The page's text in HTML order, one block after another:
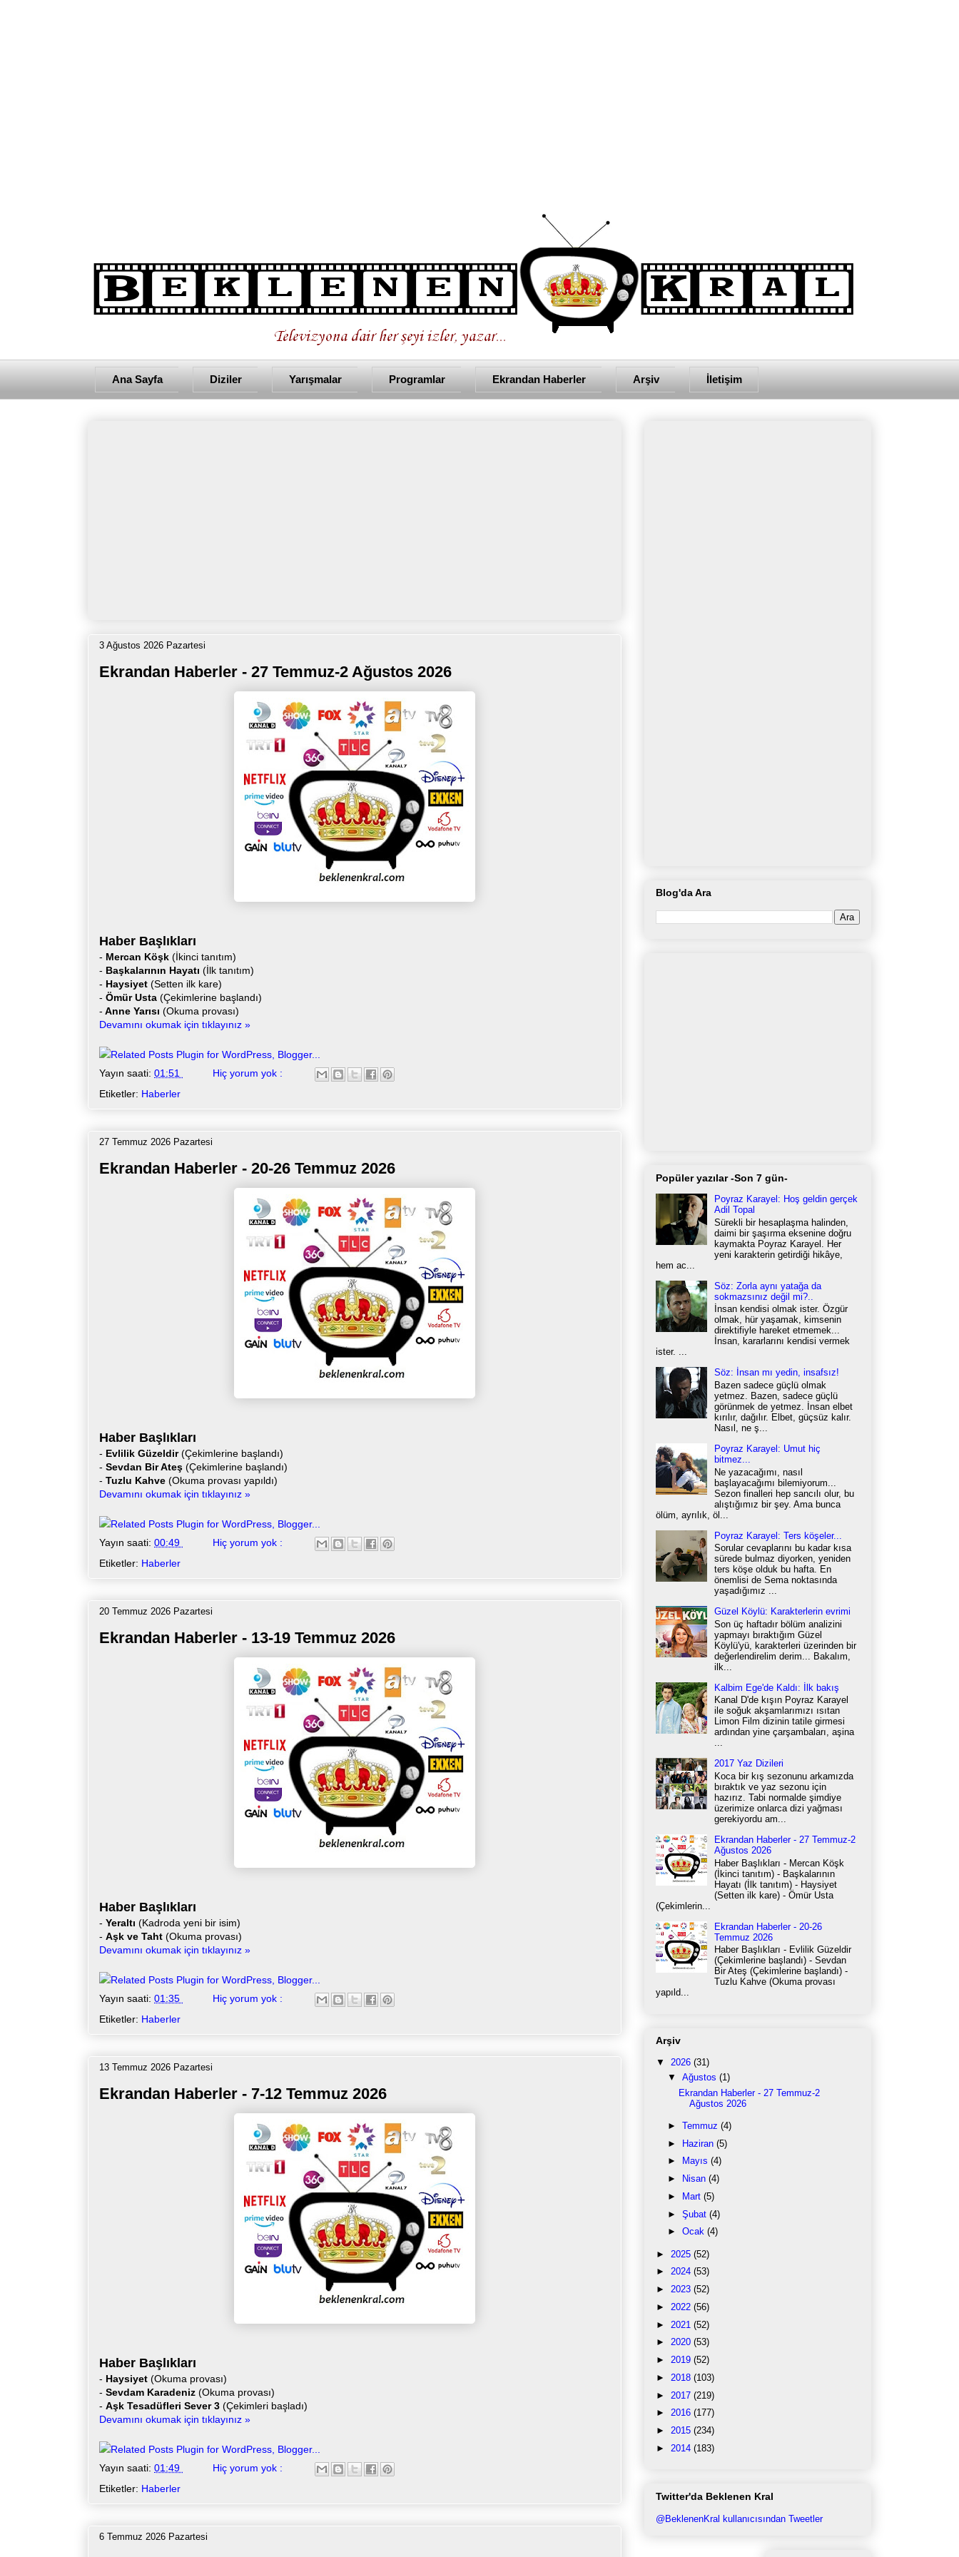
Ana Sayfa Diziler Yarışmalar Programlar Ekrandan Haberler Arşiv İletişim
3 Ağustos 2026 Pazartesi
Ekrandan Haberler - 27 Temmuz-2 Ağustos 2026
Haber Başlıkları
- Mercan Köşk (İkinci tanıtım)
- Başkalarının Hayatı (İlk tanıtım)
- Haysiyet (Setten ilk kare)
- Ömür Usta (Çekimlerine başlandı)
- Anne Yarısı (Okuma provası)
Devamını okumak için tıklayınız »
Yayın saati: 01:51
Hiç yorum yok :
Etiketler: Haberler
27 Temmuz 2026 Pazartesi
Ekrandan Haberler - 20-26 Temmuz 2026
Haber Başlıkları
- Evlilik Güzeldir(Çekimlerine başlandı)
- Sevdan Bir Ateş (Çekimlerine başlandı)
- Tuzlu Kahve (Okuma provası yapıldı)
Devamını okumak için tıklayınız »
Yayın saati: 00:49
Hiç yorum yok :
Etiketler: Haberler
20 Temmuz 2026 Pazartesi
Ekrandan Haberler - 13-19 Temmuz 2026
Haber Başlıkları
- Yeraltı (Kadroda yeni bir isim)
- Aşk ve Taht (Okuma provası)
Devamını okumak için tıklayınız »
Yayın saati: 01:35
Hiç yorum yok :
Etiketler: Haberler
13 Temmuz 2026 Pazartesi
Ekrandan Haberler - 7-12 Temmuz 2026
Haber Başlıkları
- Haysiyet (Okuma provası)
- Sevdam Karadeniz (Okuma provası)
- Aşk Tesadüfleri Sever 3 (Çekimleri başladı)
Devamını okumak için tıklayınız »
Yayın saati: 01:49
Hiç yorum yok :
Etiketler: Haberler
6 Temmuz 2026 Pazartesi
Blog'da Ara
Popüler yazılar -Son 7 gün-
Poyraz Karayel: Hoş geldin gerçek
Adil Topal
Sürekli bir hesaplaşma halinden,
daimi bir şaşırma eksenine doğru
kaymakta Poyraz Karayel. Her
yeni karakterin getirdiği hikâye,
hem ac...
Söz: Zorla aynı yatağa da
sokmazsınız değil mi?..
İnsan kendisi olmak ister. Özgür
olmak, hür yaşamak, kimsenin
direktifiyle hareket etmemek...
İnsan, kararlarını kendisi vermek
ister. ...
Söz: İnsan mı yedin, insafsız!
Bazen sadece güçlü olmak
yetmez. Bazen, sadece güçlü
görünmek de yetmez. İnsan elbet
kırılır, dağılır. Elbet, güçsüz kalır.
Nasıl, ne ş...
Poyraz Karayel: Umut hiç
bitmez...
Ne yazacağımı, nasıl
başlayacağımı bilemiyorum...
Sezon finalleri hep sancılı olur, bu
alıştığımız bir şey. Ama bunca
ölüm, ayrılık, öl...
Poyraz Karayel: Ters köşeler...
Sorular cevaplarını bu kadar kısa
sürede bulmaz diyorken, yeniden
ters köşe olduk bu hafta. En
önemlisi de Sema noktasında
yaşadığımız ...
Güzel Köylü: Karakterlerin evrimi
Son üç haftadır bölüm analizini
yapmayı bıraktığım Güzel
Köylü'yü, karakterleri üzerinden bir
değerlendirelim derim... Bakalım,
ilk...
Kalbim Ege'de Kaldı: İlk bakış
Kanal D'de kışın Poyraz Karayel
ile soğuk akşamlarımızı ısıtan
Limon Film dizinin tatile girmesi
ardından yine çarşambaları, aşina
...
2017 Yaz Dizileri
Koca bir kış sezonunu arkamızda
bıraktık ve yaz sezonu için
hazırız. Tabi normalde şimdiye
üzerimize onlarca dizi yağması
gerekiyordu am...
Ekrandan Haberler - 27 Temmuz-2
Ağustos 2026
Haber Başlıkları - Mercan Köşk
(İkinci tanıtım) - Başkalarının
Hayatı (İlk tanıtım) - Haysiyet
(Setten ilk kare) - Ömür Usta
(Çekimlerin...
Ekrandan Haberler - 20-26
Temmuz 2026
Haber Başlıkları - Evlilik Güzeldir
(Çekimlerine başlandı) - Sevdan
Bir Ateş (Çekimlerine başlandı) -
Tuzlu Kahve (Okuma provası
yapıld...
Arşiv
▼ 2026 (31)
▼ Ağustos (1)
Ekrandan Haberler - 27 Temmuz-2
Ağustos 2026
► Temmuz (4)
► Haziran (5)
►
Mayıs (4)
►
Nisan (4)
►
Mart (5)
► Şubat (4)
► Ocak (4)
► 2025 (52)
► 2024 (53)
► 2023 (52)
► 2022 (56)
► 2021 (52)
► 2020 (53)
► 2019 (52)
► 2018 (103)
► 2017 (219)
► 2016 (177)
► 2015 (234)
► 2014 (183)
Twitter'da Beklenen Kral
@BeklenenKral kullanıcısından Tweetler